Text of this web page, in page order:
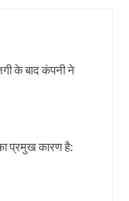
के बाद कंपनी ने
प्रमुख कारण है: